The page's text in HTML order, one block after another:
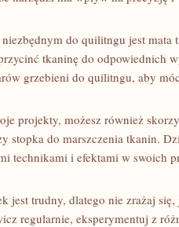
do ‌quilitngu jest mata
tkaninę ‌do odpowiednich
grzebieni do⁤ quilitngu, aby
projekty, możesz ‍również
stopka do marszczenia tkanin.
technikami i efektami w‌ swoich
jest trudny, dlatego nie zrażaj
regularnie, ‌eksperymentuj z